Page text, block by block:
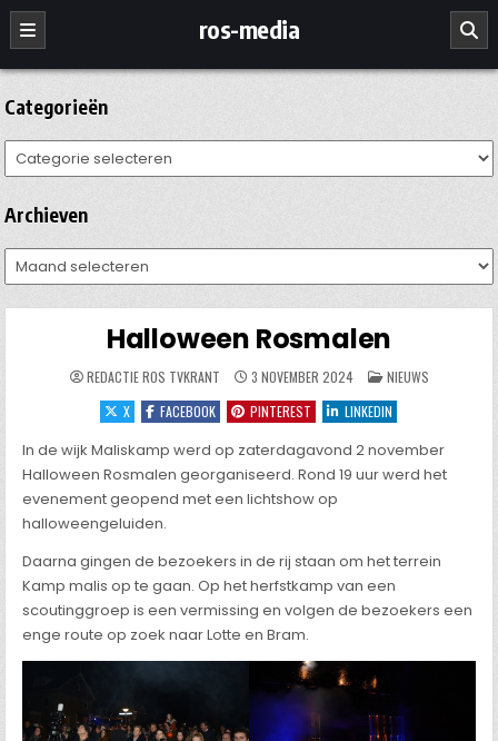
Ga
naar
de
inhoud
ros-media
Categorieën
Categorieën
Archieven
Archieven
Halloween Rosmalen
REDACTIE ROS TVKRANT 3 NOVEMBER 2024 GEPLAATST
IN
NIEUWS
X
FACEBOOK PINTEREST LINKEDIN
In de wijk Maliskamp werd op zaterdagavond 2 november
Halloween Rosmalen georganiseerd. Rond 19 uur werd het
evenement geopend met een lichtshow op
halloweengeluiden.
Daarna gingen de bezoekers in de rij staan om het terrein
Kamp malis op te gaan. Op het herfstkamp van een
scoutinggroep is een vermissing en volgen de bezoekers een
enge route op zoek naar Lotte en Bram.